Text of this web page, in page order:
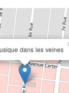
dans les veines